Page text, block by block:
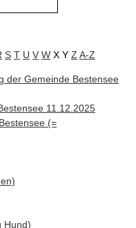
S T U V W X Y Z A-Z
der Gemeinde Bestensee
11.12.2025
(=
Hund)